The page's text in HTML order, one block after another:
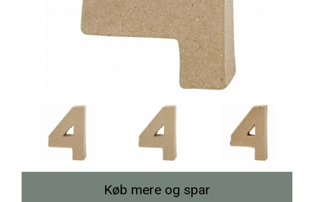
Køb mere og spar